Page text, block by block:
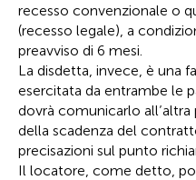
recesso convenzionale o
(recesso legale), a
preavviso di 6 mesi.
La disdetta, invece, è una
esercitata da entrambe le
dovrà comunicarlo
della scadenza del
precisazioni sul punto
Il locatore, come detto,